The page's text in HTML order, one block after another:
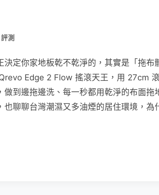
測
定你家地板乾不乾淨的，其實是「拖布
Edge 2 Flow 搖滾天王，用 27cm
到邊拖邊洗、每一秒都用乾淨的布面拖
聊聊台灣潮濕又多油煙的居住環境，為